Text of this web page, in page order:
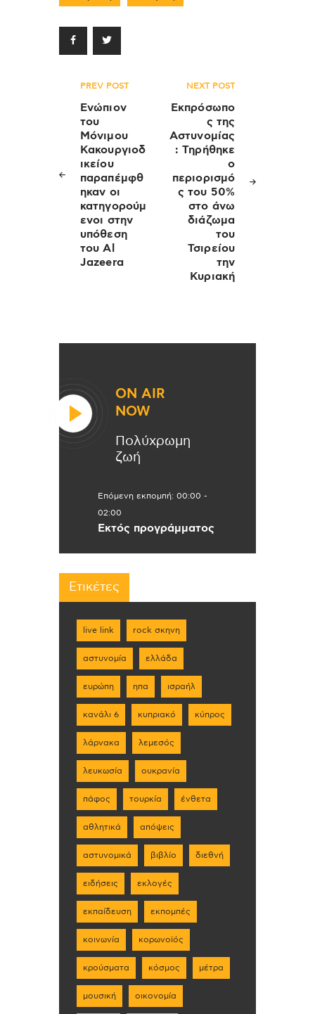
Πλοήγηση
άρθρων
PREV POST
Ενώπιον
του
Μόνιμου
Κακουργιοδ
ικείου
παραπέμφθ
ηκαν οι
κατηγορούμ
ενοι στην
υπόθεση
του Al
Jazeera
NEXT POST
Εκπρόσωπο
ς της
Αστυνομίας
: Τηρήθηκε
ο
περιορισμό
ς του 50%
στο άνω
διάζωμα
του
Τσιρείου
την
Κυριακή
ON AIR
NOW
Πολύχρωμη
ζωή
Επόμενη εκπομπή: 00:00 -
02:00
Εκτός προγράμματος
Ετικέτες
live link rock σκηνη
αστυνομία ελλάδα
ευρώπη ηπα ισραήλ
κανάλι 6 κυπριακό κύπρος
λάρνακα λεμεσός
λευκωσία ουκρανία
πάφος τουρκία ένθετα
αθλητικά απόψεις
αστυνομικά βιβλίο διεθνή
ειδήσεις εκλογές
εκπαίδευση εκπομπές
κοινωνία κορωνοϊός
κρούσματα κόσμος μέτρα
μουσική οικονομία